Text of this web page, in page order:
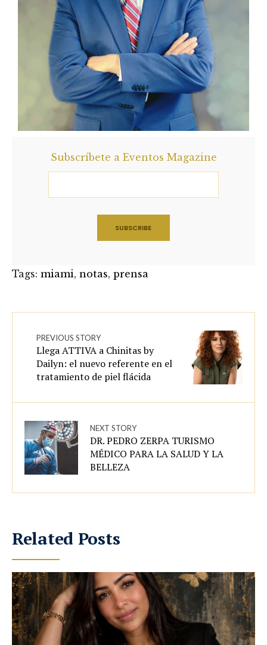
Subscríbete a Eventos Magazine
Tags: miami, notas, prensa
PREVIOUS STORY
Llega ATTIVA a Chinitas by
Dailyn: el nuevo referente en el
tratamiento de piel flácida
NEXT STORY
DR. PEDRO ZERPA TURISMO
MÉDICO PARA LA SALUD Y LA
BELLEZA
Related Posts